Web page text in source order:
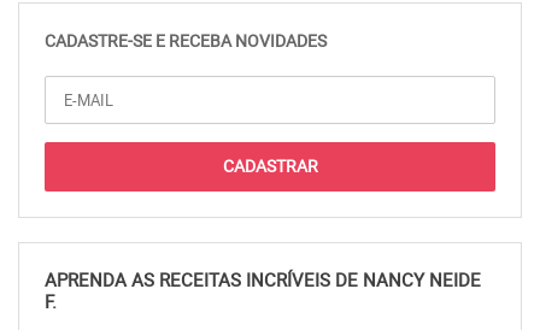
CADASTRE-SE E RECEBA NOVIDADES
APRENDA AS RECEITAS INCRÍVEIS DE NANCY NEIDE
F.